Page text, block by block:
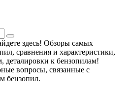
здесь! Обзоры самых
сравнения и характеристики,
деталировки к бензопилам!
вопросы, связанные с
бензопил.